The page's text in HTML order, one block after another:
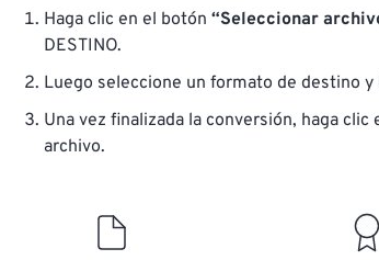
Haga clic en el botón “Seleccionar
DESTINO.
Luego seleccione un formato de destino y
Una vez finalizada la conversión, haga clic
archivo.